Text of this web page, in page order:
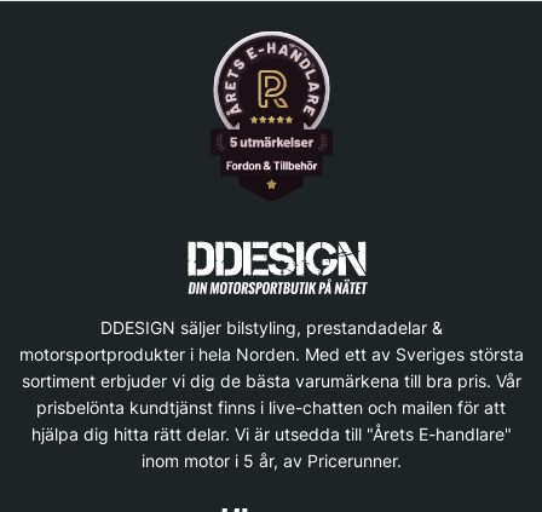
DDESIGN säljer bilstyling, prestandadelar &
motorsportprodukter i hela Norden. Med ett av Sveriges största
sortiment erbjuder vi dig de bästa varumärkena till bra pris. Vår
prisbelönta kundtjänst finns i live-chatten och mailen för att
hjälpa dig hitta rätt delar. Vi är utsedda till "Årets E-handlare"
inom motor i 5 år, av Pricerunner.